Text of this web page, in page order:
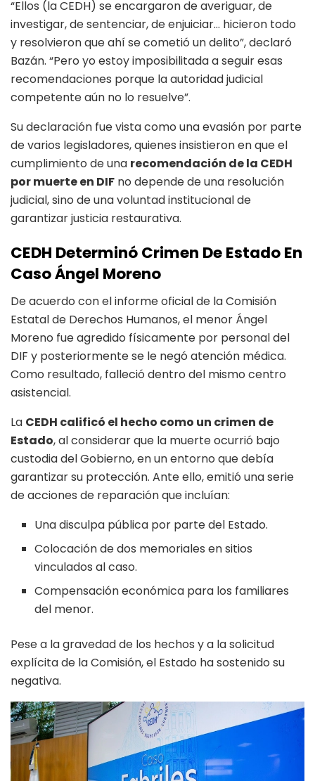
“Ellos (la CEDH) se encargaron de averiguar, de
investigar, de sentenciar, de enjuiciar… hicieron todo
y resolvieron que ahí se cometió un delito”, declaró
Bazán. “Pero yo estoy imposibilitada a seguir esas
recomendaciones porque la autoridad judicial
competente aún no lo resuelve”.
Su declaración fue vista como una evasión por parte
de varios legisladores, quienes insistieron en que el
cumplimiento de una recomendación de la CEDH
por muerte en DIF no depende de una resolución
judicial, sino de una voluntad institucional de
garantizar justicia restaurativa.
CEDH Determinó Crimen De Estado En
Caso Ángel Moreno
De acuerdo con el informe oficial de la Comisión
Estatal de Derechos Humanos, el menor Ángel
Moreno fue agredido físicamente por personal del
DIF y posteriormente se le negó atención médica.
Como resultado, falleció dentro del mismo centro
asistencial.
La CEDH calificó el hecho como un crimen de
Estado, al considerar que la muerte ocurrió bajo
custodia del Gobierno, en un entorno que debía
garantizar su protección. Ante ello, emitió una serie
de acciones de reparación que incluían:
Una disculpa pública por parte del Estado.
Colocación de dos memoriales en sitios
vinculados al caso.
Compensación económica para los familiares
del menor.
Pese a la gravedad de los hechos y a la solicitud
explícita de la Comisión, el Estado ha sostenido su
negativa.